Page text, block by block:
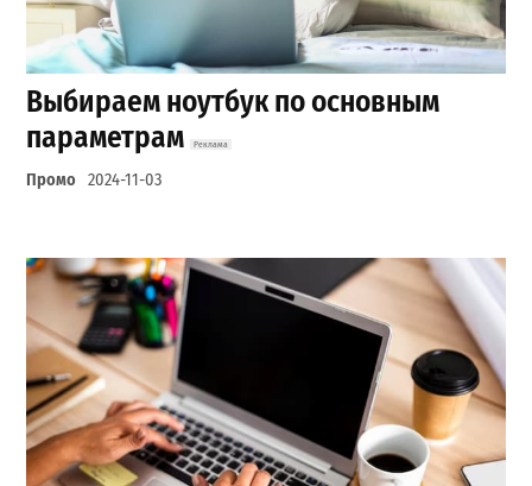
Выбираем ноутбук по основным
параметрам
Промо 2024-11-03